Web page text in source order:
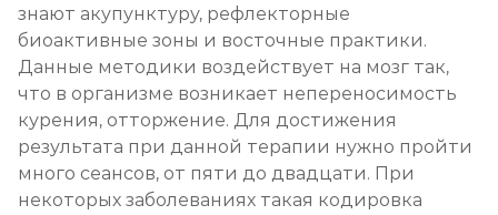
знают акупунктуру, рефлекторные
биоактивные зоны и восточные практики.
Данные методики воздействует на мозг так,
что в организме возникает непереносимость
курения, отторжение. Для достижения
результата при данной терапии нужно пройти
много сеансов, от пяти до двадцати. При
некоторых заболеваниях такая кодировка